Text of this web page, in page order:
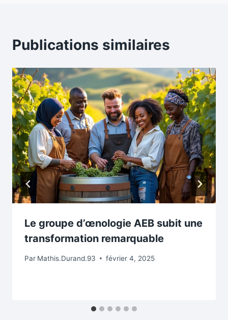
Publications similaires
Le groupe d’œnologie AEB subit une
transformation remarquable
Par Mathis.Durand.93 février 4, 2025